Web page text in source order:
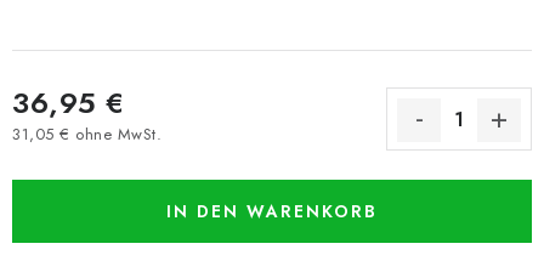
36,95 €
31,05 € ohne MwSt.
IN DEN WARENKORB